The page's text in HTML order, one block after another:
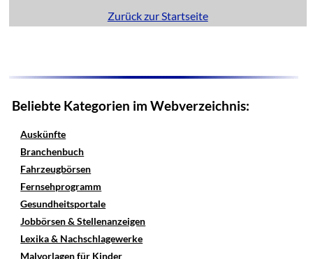
Zurück zur Startseite
Beliebte Kategorien im Webverzeichnis:
Auskünfte
Branchenbuch
Fahrzeugbörsen
Fernsehprogramm
Gesundheitsportale
Jobbörsen & Stellenanzeigen
Lexika & Nachschlagewerke
Malvorlagen für Kinder